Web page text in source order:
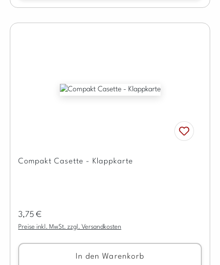
Compakt Casette - Klappkarte
Regulärer Preis:
3,75 €
Preise inkl. MwSt. zzgl. Versandkosten
In den Warenkorb